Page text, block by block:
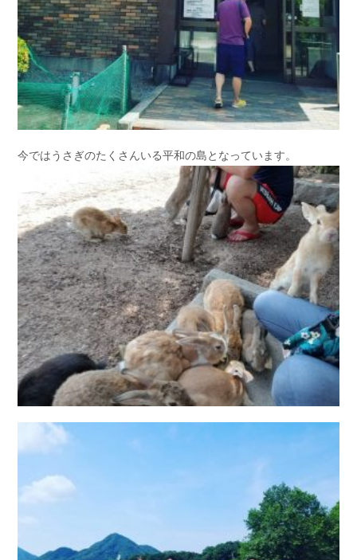
今ではうさぎのたくさんいる平和の島となっています。